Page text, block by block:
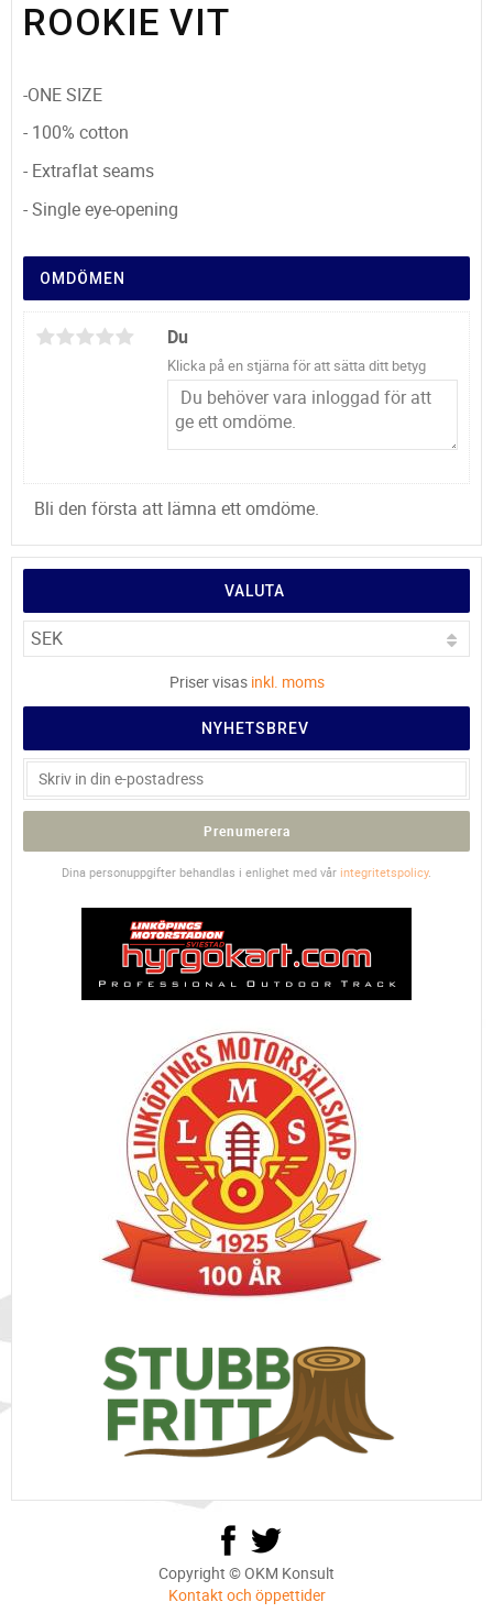
ROOKIE VIT
-ONE SIZE
- 100% cotton
- Extraflat seams
- Single eye-opening
OMDÖMEN
Du
Klicka på en stjärna för att sätta ditt betyg
Bli den första att lämna ett omdöme.
VALUTA
Priser visas inkl. moms
NYHETSBREV
Prenumerera
Dina personuppgifter behandlas i enlighet med vår integritetspolicy.
Copyright © OKM Konsult
Kontakt och öppettider